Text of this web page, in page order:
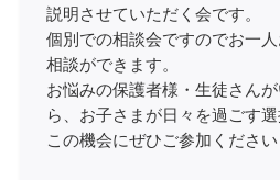
説明させていただく会です。
個別での相談会ですのでお一
相談ができます。
お悩みの保護者様・生徒さん
ら、お子さまが日々を過ごす
この機会にぜひご参加ください